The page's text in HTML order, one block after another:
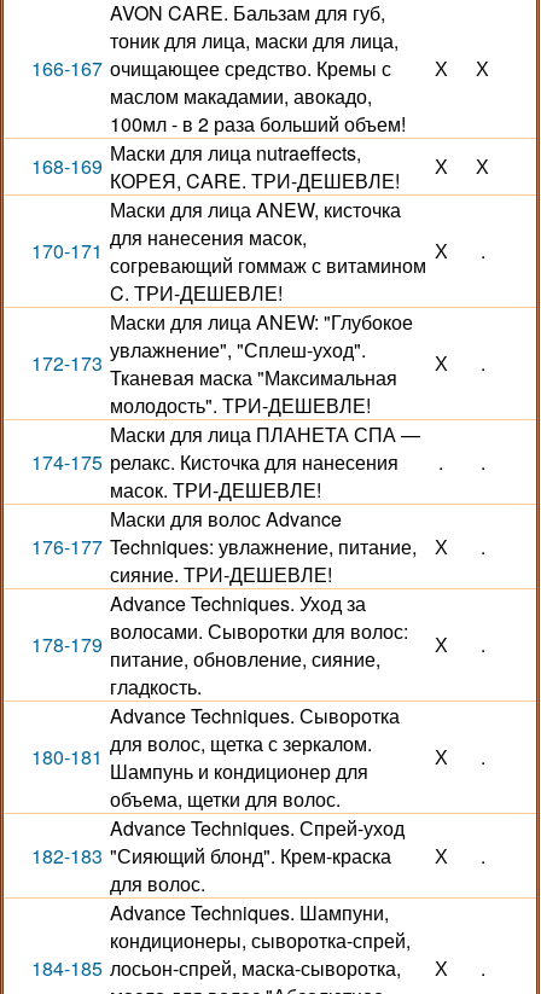
166-167
AVON CARE. Бальзам для губ,
тоник для лица, маски для лица,
очищающее средство. Кремы с
маслом макадамии, авокадо,
100мл - в 2 раза больший объем!
Х Х
168-169 Маски для лица nutraeffects,
КОРЕЯ, CARE. ТРИ-ДЕШЕВЛЕ!
Х Х
170-171
Маски для лица ANEW, кисточка
для нанесения масок,
согревающий гоммаж с витамином
C. ТРИ-ДЕШЕВЛЕ!
Х .
172-173
Маски для лица ANEW: "Глубокое
увлажнение", "Сплеш-уход".
Тканевая маска "Максимальная
молодость". ТРИ-ДЕШЕВЛЕ!
Х .
174-175
Маски для лица ПЛАНЕТА СПА —
релакс. Кисточка для нанесения
масок. ТРИ-ДЕШЕВЛЕ!
. .
176-177
Маски для волос Advance
Techniques: увлажнение, питание,
сияние. ТРИ-ДЕШЕВЛЕ!
Х .
178-179
Advance Techniques. Уход за
волосами. Сыворотки для волос:
питание, обновление, сияние,
гладкость.
Х .
180-181
Advance Techniques. Сыворотка
для волос, щетка с зеркалом.
Шампунь и кондиционер для
объема, щетки для волос.
Х .
182-183
Advance Techniques. Спрей-уход
"Сияющий блонд". Крем-краска
для волос.
Х .
184-185
Advance Techniques. Шампуни,
кондиционеры, сыворотка-спрей,
лосьон-спрей, маска-сыворотка,
Х .